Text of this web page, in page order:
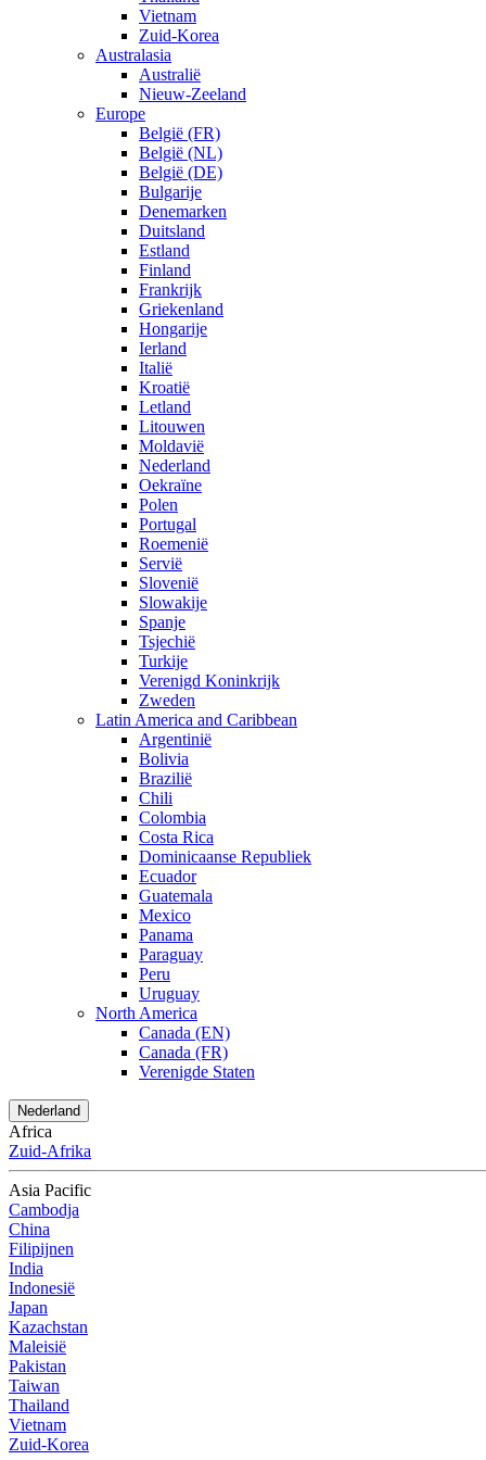
Vietnam
Zuid-Korea
Australasia
Australië
Nieuw-Zeeland
Europe
België (FR)
België (NL)
België (DE)
Bulgarije
Denemarken
Duitsland
Estland
Finland
Frankrijk
Griekenland
Hongarije
Ierland
Italië
Kroatië
Letland
Litouwen
Moldavië
Nederland
Oekraïne
Polen
Portugal
Roemenië
Servië
Slovenië
Slowakije
Spanje
Tsjechië
Turkije
Verenigd Koninkrijk
Zweden
Latin America and Caribbean
Argentinië
Bolivia
Brazilië
Chili
Colombia
Costa Rica
Dominicaanse Republiek
Ecuador
Guatemala
Mexico
Panama
Paraguay
Peru
Uruguay
North America
Canada (EN)
Canada (FR)
Verenigde Staten
Nederland
Africa
Zuid-Afrika
Asia Pacific
Cambodja
China
Filipijnen
India
Indonesië
Japan
Kazachstan
Maleisië
Pakistan
Taiwan
Thailand
Vietnam
Zuid-Korea